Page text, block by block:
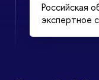
Российская
экспертное